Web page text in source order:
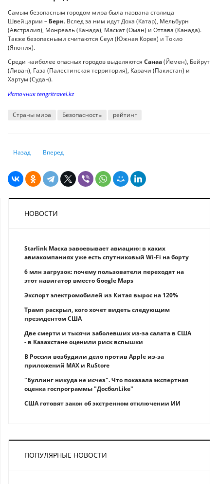
Самым безопасным городом мира была названа столица
Швейцарии – Берн. Вслед за ним идут Доха (Катар), Мельбурн
(Австралия), Монреаль (Канада), Маскат (Оман) и Оттава (Канада).
Также безопасными считаются Сеул (Южная Корея) и Токио
(Япония).
Среди наиболее опасных городов выделяются Санаа(Йемен), Бейрут
(Ливан), Газа (Палестинская территория), Карачи (Пакистан) и
Хартум (Судан).
Источник tengritravel.kz
Страны мира Безопасность рейтинг
Предыдущий: Миллионы на ЧС и нехватка сейсмостанций: как
Назад Следующий: Станет ли 31 декабря выходным днем в
Вперед
НОВОСТИ
Starlink Маска завоевывает авиацию: в каких
авиакомпаниях уже есть спутниковый Wi-Fi на борту
6 млн загрузок: почему пользователи переходят на
этот навигатор вместо Google Maps
Экспорт электромобилей из Китая вырос на 120%
Трамп раскрыл, кого хочет видеть следующим
президентом США
Две смерти и тысячи заболевших из-за салата в США
- в Казахстане оценили риск вспышки
В России возбудили дело против Apple из-за
приложений MAX и RuStore
"Буллинг никуда не исчез". Что показала экспертная
оценка госпрограммы "ДосболLike"
США готовят закон об экстренном отключении ИИ
ПОПУЛЯРНЫЕ НОВОСТИ